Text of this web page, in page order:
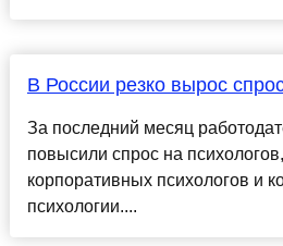
В России резко вырос
За последний месяц
повысили спрос на
корпоративных психологов и
психологии....